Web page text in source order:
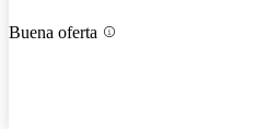
Buena oferta